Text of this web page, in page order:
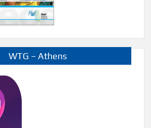
WTG – Athens